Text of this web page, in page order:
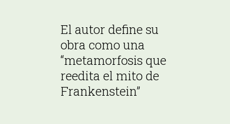
El autor define su
obra como una
“metamorfosis que
reedita el mito de
Frankenstein”